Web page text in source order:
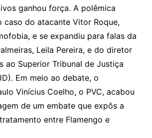
ganhou força. A polêmica
caso do atacante Vitor Roque,
e se expandiu para falas da
Leila Pereira, e do diretor
ao Superior Tribunal de Justiça
Em meio ao debate, o
Vinícius Coelho, o PVC, acabou
de um embate que expôs a
entre Flamengo e